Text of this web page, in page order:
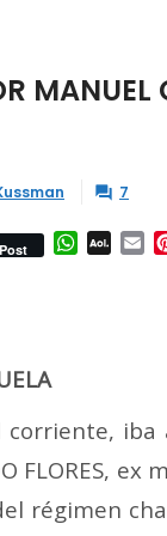
 7
Post
AOL
corriente,
FLORES,
régimen